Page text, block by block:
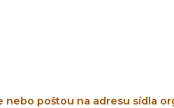
nebo poštou na adresu sídla